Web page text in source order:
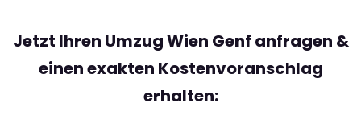
Jetzt Ihren Umzug Wien Genf anfragen &
einen exakten Kostenvoranschlag
erhalten: